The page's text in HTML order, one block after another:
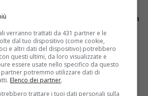
rustici. E che si concretizzano nei
caccia, pascolo o legnatico (raccolta
al medioevo, nati per dare
Quando la terra era
cui si potessero ricavare prodotti
verranno trattati da 431 partner e le
dal tuo dispositivo (come cookie,
e altri dati del dispositivo) potrebbero
questi ultimi, da loro visualizzate e
essere usate nello specifico da questo
potremmo utilizzare dati di
Elenco dei partner.
trattare i tuoi dati personali sulla